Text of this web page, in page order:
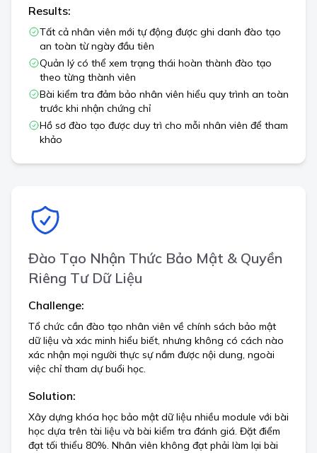
Results:
Tất cả nhân viên mới tự động được ghi danh đào tạo
an toàn từ ngày đầu tiên
Quản lý có thể xem trạng thái hoàn thành đào tạo
theo từng thành viên
Bài kiểm tra đảm bảo nhân viên hiểu quy trình an toàn
trước khi nhận chứng chỉ
Hồ sơ đào tạo được duy trì cho mỗi nhân viên để tham
khảo
Đào Tạo Nhận Thức Bảo Mật & Quyền
Riêng Tư Dữ Liệu
Challenge:
Tổ chức cần đào tạo nhân viên về chính sách bảo mật
dữ liệu và xác minh hiểu biết, nhưng không có cách nào
xác nhận mọi người thực sự nắm được nội dung, ngoài
việc chỉ tham dự buổi học.
Solution:
Xây dựng khóa học bảo mật dữ liệu nhiều module với bài
học dựa trên tài liệu và bài kiểm tra đánh giá. Đặt điểm
đạt tối thiểu 80%. Nhân viên không đạt phải làm lại bài